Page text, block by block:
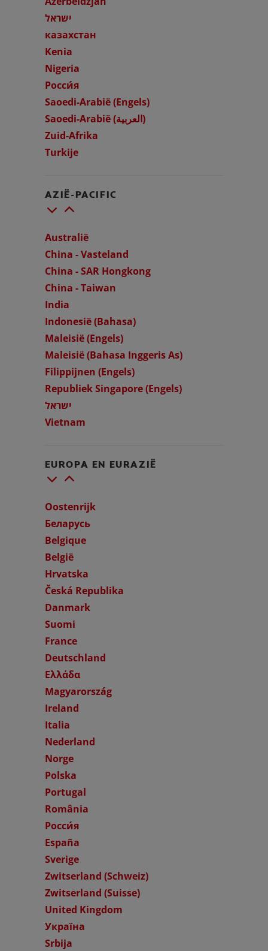
ישראל
казахстан
Kenia
Nigeria
Росси́я
Saoedi-Arabië (Engels)
Saoedi-Arabië (العربية)
Zuid-Afrika
Turkije
AZIË-PACIFIC
Australië
China - Vasteland
China - SAR Hongkong
China - Taiwan
India
Indonesië (Bahasa)
Maleisië (Engels)
Maleisië (Bahasa Inggeris As)
Filippijnen (Engels)
Republiek Singapore (Engels)
ישראל
Vietnam
EUROPA EN EURAZIË
Oostenrijk
Беларусь
Belgique
België
Hrvatska
Česká Republika
Danmark
Suomi
France
Deutschland
Ελλάδα
Magyarország
Ireland
Italia
Nederland
Norge
Polska
Portugal
România
Росси́я
España
Sverige
Zwitserland (Schweiz)
Zwitserland (Suisse)
United Kingdom
Україна
Srbija